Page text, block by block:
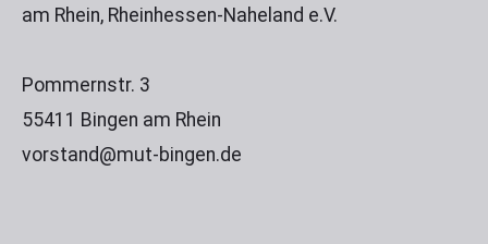
am Rhein, Rheinhessen-Naheland e.V.
Pommernstr. 3
55411 Bingen am Rhein
vorstand@mut-bingen.de